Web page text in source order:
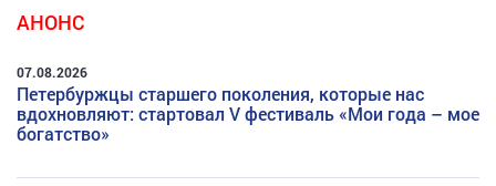
АНОНС
07.08.2026
Петербуржцы старшего поколения, которые нас
вдохновляют: стартовал V фестиваль «Мои года – мое
богатство»